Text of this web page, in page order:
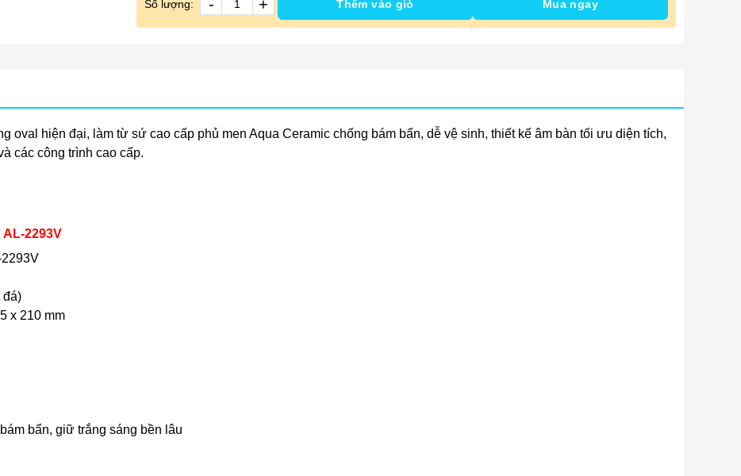
Số lượng: - + Thêm vào giỏ Mua ngay
oval hiện đại, làm từ sứ cao cấp phủ men Aqua Ceramic chống bám bẩn, dễ vệ sinh, thiết kế âm bàn tối ưu diện tích,
các công trình cao cấp.
2293V
đá)
x 210 mm
bẩn, giữ trắng sáng bền lâu